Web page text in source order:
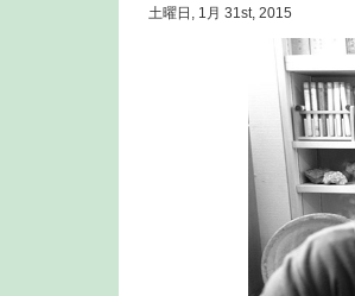
土曜日, 1月 31st, 2015